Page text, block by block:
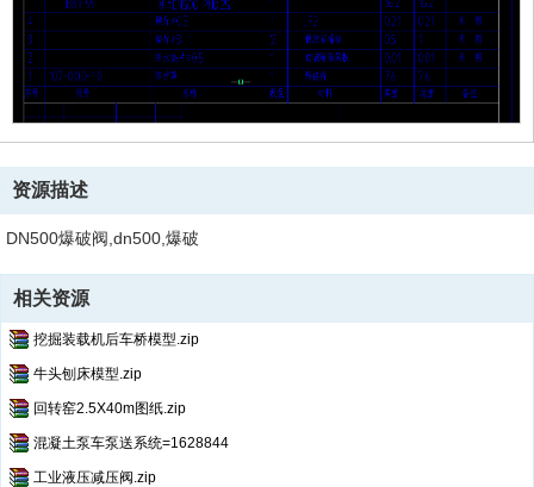
资源描述
DN500爆破阀,dn500,爆破
相关资源
挖掘装载机后车桥模型.zip
牛头刨床模型.zip
回转窑2.5X40m图纸.zip
混凝土泵车泵送系统=1628844
工业液压减压阀.zip